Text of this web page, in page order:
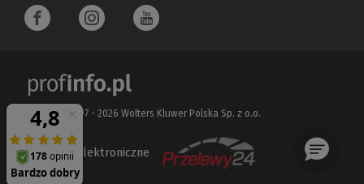
Copyright 1997 - 2026 Wolters Kluwer Polska Sp. z o.o.
Płatności elektroniczne
(Nowe
okno)
(Link
do